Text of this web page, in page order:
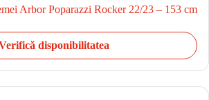
Arbor Poparazzi Rocker 22/23 – 153 cm
disponibilitatea